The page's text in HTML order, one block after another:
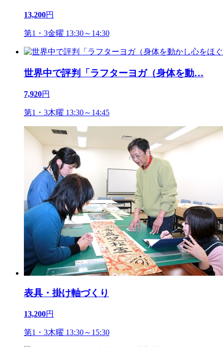
13,200円
第1・3金曜 13:30～14:30
世界中で評判「ラフターヨガ（身体を動…
7,920円
第1・3木曜 13:30～14:45
表具・掛け軸づくり
13,200円
第1・3木曜 13:30～15:30